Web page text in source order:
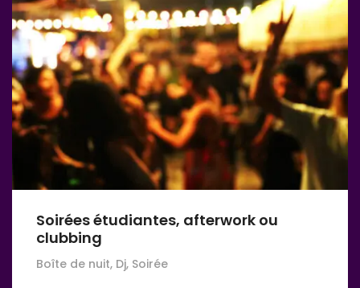
Soirées étudiantes, afterwork ou
clubbing
Boîte de nuit, Dj, Soirée